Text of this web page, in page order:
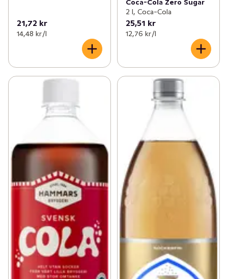
21,72 kr
14,48 kr /l
Coca-Cola Zero Sugar
2 l, Coca-Cola
25,51 kr
12,76 kr /l